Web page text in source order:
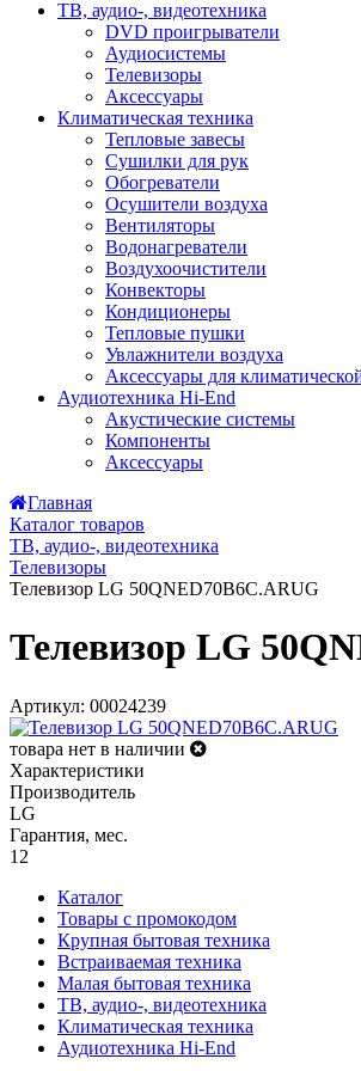
ТВ, аудио-, видеотехника
DVD проигрыватели
Аудиосистемы
Телевизоры
Аксессуары
Климатическая техника
Тепловые завесы
Сушилки для рук
Обогреватели
Осушители воздуха
Вентиляторы
Водонагреватели
Воздухоочистители
Конвекторы
Кондиционеры
Тепловые пушки
Увлажнители воздуха
Аксессуары для
Аудиотехника Hi-End
Акустические системы
Компоненты
Аксессуары
Главная
Каталог товаров
ТВ, аудио-, видеотехника
Телевизоры
Телевизор LG 50QNED70B6C.ARUG
Телевизор LG
Артикул: 00024239
товара нет в наличии
Характеристики
Производитель
LG
Гарантия, мес.
12
Каталог
Товары с промокодом
Крупная бытовая техника
Встраиваемая техника
Малая бытовая техника
ТВ, аудио-, видеотехника
Климатическая техника
Аудиотехника Hi-End